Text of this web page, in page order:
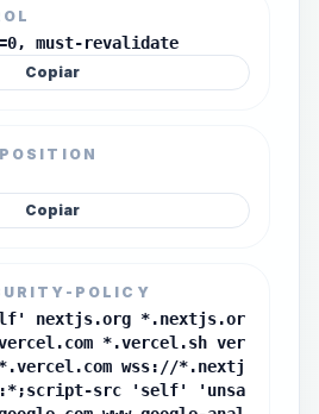
must-revalidate
Copiar
Copiar
POLICY
nextjs.org *.nextjs.or
*.vercel.sh ver
wss://*.nextj
src 'self' 'unsa